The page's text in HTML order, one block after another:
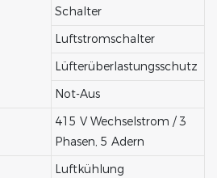
Schalter
Luftstromschalter
Lüfterüberlastungsschutz
Not-Aus
415 V Wechselstrom / 3
Phasen, 5 Adern
Luftkühlung